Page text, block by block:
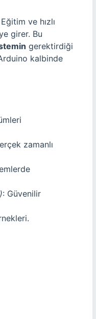
ve hızlı
girer. Bu
gerektirdiği
kalbinde
zamanlı
: Güvenilir